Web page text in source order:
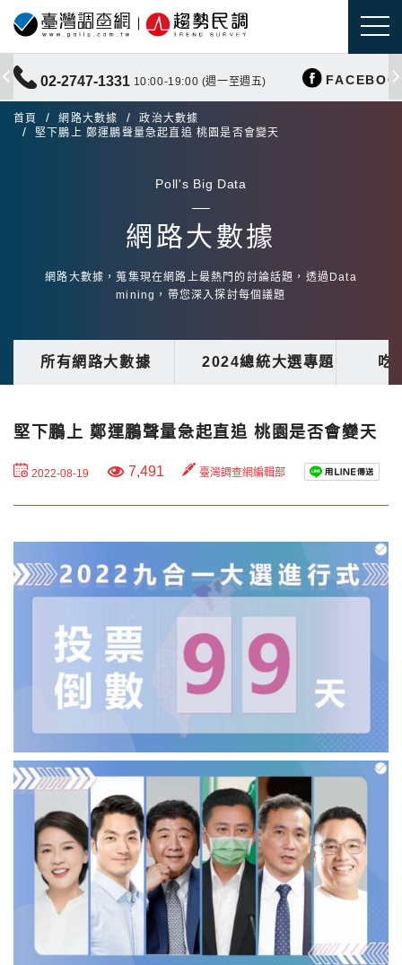
02-2747-1331 10:00-19:00 (週一至週五)
首頁 網路大數據
政治大數據
堅下鵬上 鄭運鵬聲量急起直追 桃園是否會變天
Poll's Big Data
網路大數據
網路大數據，蒐集現在網路上最熱門的討論話題，透過Data
mining，帶您深入探討每個議題
所有網路大數據 2024總統大選專題 吃
堅下鵬上 鄭運鵬聲量急起直追 桃園是否會變天
2022-08-19 7,491 臺灣調查網編輯部